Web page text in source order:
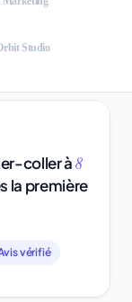
Studio
coller à8
la première
vérifié